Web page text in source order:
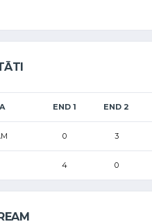
END 1 END 2
0 3
4 0